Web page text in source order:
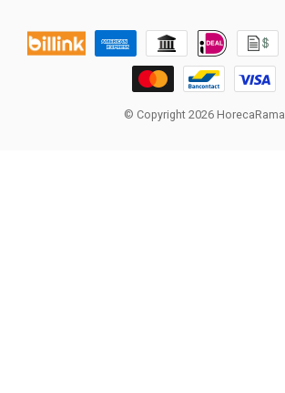
© Copyright 2026 HorecaRama